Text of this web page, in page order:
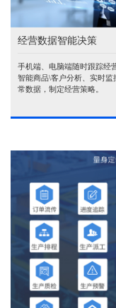
经营数据智能决策
手机端、电脑端随时跟踪经
智能商品\客户分析、实时监
常数据，制定经营策略。